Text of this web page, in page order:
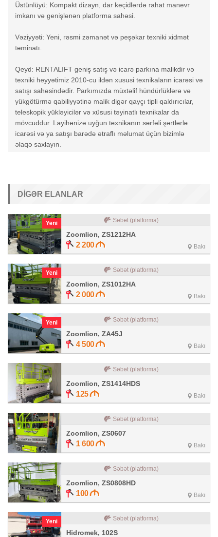
Üstünlüyü: Kompakt dizayn, dar keçidlərdə rahat manevr
imkanı və genişlənən platforma sahəsi.
Vəziyyəti: Yeni, rəsmi zəmanət və peşəkar texniki xidmət
təminatı.
Qeyd: RENTALIFT geniş satış və icarə parkına malikdir və
texniki heyyətimiz 2010-cu ildən xususi texnikaların icarəsi və
satışı sahəsindədir. Parkımızda müxtəlif hündürlüklərə və
yükgötürmə qabiliyyətinə malik digər qayçı tipli qaldırıcılar,
teleskopik yükləyicilər və xüsusi təyinatlı texnikalar da
mövcuddur. Layihənizə uyğun texnikanın sərfəli şərtlərlə
icarəsi və ya satışı barədə ətraflı məlumat üçün bizimlə
əlaqə saxlayın.
DIGƏR ELANLAR
Yeni Səbət (platforma)
Zoomlion, ZS1212HA
2 200 Bakı
Yeni Səbət (platforma)
Zoomlion, ZS1012HA
2 000 Bakı
Yeni Səbət (platforma)
Zoomlion, ZA45J
4 500 Bakı
Səbət (platforma)
Zoomlion, ZS1414HDS
125 Bakı
Səbət (platforma)
Zoomlion, ZS0607
1 600 Bakı
Səbət (platforma)
Zoomlion, ZS0808HD
100 Bakı
Yeni Səbət (platforma)
Hidromek, 102S